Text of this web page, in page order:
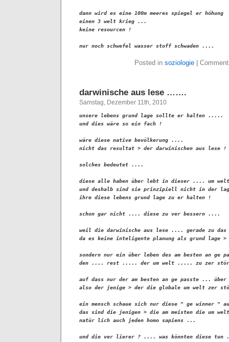
dann wird es eine 100m meeres spiegel er höhung
einen 3 welt krieg ...
keine resourcen !
nur noch schwefel wasser stoff schwaden ....
Posted in soziologie|
darwinische aus lese …….
Samstag, Dezember 11th, 2010
unsere lebens grund lage sollte er halten .....
und dies wäre so ein fach !
wäre diese native bevölkerung ....
nicht das resultat > der darwinischen aus lese !
solches bedeutet ....
diese alle haben über lebt in dieser .... um
und deshalb sind sie prinzipiell nicht in der
ihre diese lebens grund lage zu er halten !
schon gar nicht .... diese zu ver bessern ....
weil die darwinische aus lese .... gerade zu
da es keine inteligente planung als grund lage >
sondern nur ein über leben des am besten an ge
den .... rest ..... der um welt ..... zu zer
auf dass nur der am besten an ge passte ...
also der jenige > der die globale um welt zer
ein mensch schaue sich nur diese " ge winner
das sind die jenigen > die am meisten die um
natür lich auch jeden homo sapiens ...
und die ver lierer ? .... was könnten diese